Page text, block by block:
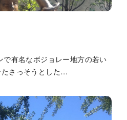
で有名なボジョレー地方の若い
さっそうとした…